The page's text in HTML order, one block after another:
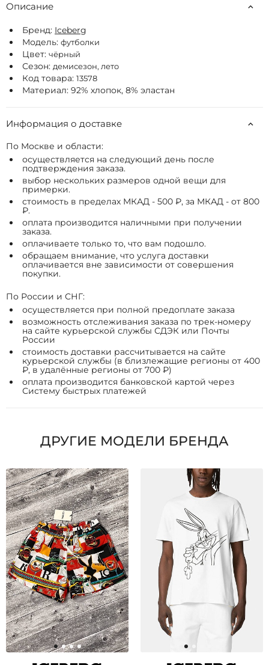
Описание
Бренд: Iceberg
Модель: футболки
Цвет: чёрный
Сезон: демисезон, лето
Код товара: 13578
Материал: 92% хлопок, 8% эластан
Информация о доставке
По Москве и области:
осуществляется на следующий день после
подтверждения заказа.
выбор нескольких размеров одной вещи для
примерки.
стоимость в пределах МКАД - 500 ₽, за МКАД - от 800
₽.
оплата производится наличными при получении
заказа.
оплачиваете только то, что вам подошло.
обращаем внимание, что услуга доставки
оплачивается вне зависимости от совершения
покупки.
По России и СНГ:
осуществляется при полной предоплате заказа
возможность отслеживания заказа по трек-номеру
на сайте курьерской службы СДЭК или Почты
России
стоимость доставки рассчитывается на сайте
курьерской службы (в близлежащие регионы от 400
₽, в удалённые регионы от 700 ₽)
оплата производится банковской картой через
Систему быстрых платежей
ДРУГИЕ МОДЕЛИ БРЕНДА